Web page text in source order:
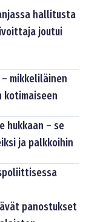
hallitusta
joutui
mikkeliläinen
hukkaan – se
ja palkkoihin
panostukset